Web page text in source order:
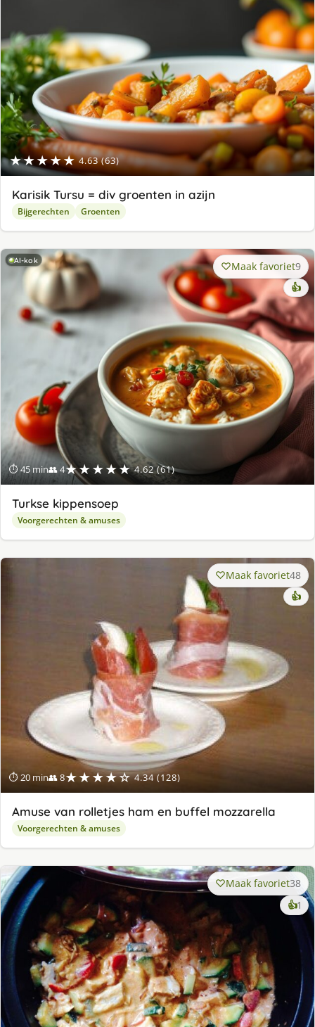
★★★★★ 4.63 (63)
Karisik Tursu = div groenten in azijn
Bijgerechten Groenten
AI-kok
⏱ 45 min👥 4★★★★★ 4.62 (61)
Maak favoriet9
👍
Turkse kippensoep
Voorgerechten & amuses
⏱ 20 min👥 8★★★★☆ 4.34 (128)
Maak favoriet48
👍
Amuse van rolletjes ham en buffel mozzarella
Voorgerechten & amuses
Maak favoriet38
👍1